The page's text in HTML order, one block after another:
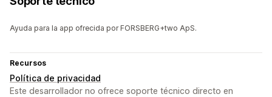
Ayuda para la app ofrecida por FORSBERG+two ApS.
Recursos
Política de privacidad
Este desarrollador no ofrece soporte técnico directo en